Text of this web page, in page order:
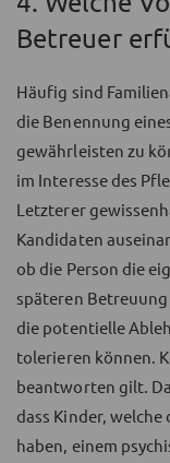
Betreuer
Häufig sind
die Benennung
gewährleisten zu
im Interesse des
Letzterer
Kandidaten
ob die Person die
späteren
die potentielle
tolerieren können.
beantworten gilt.
dass Kinder,
haben, einem